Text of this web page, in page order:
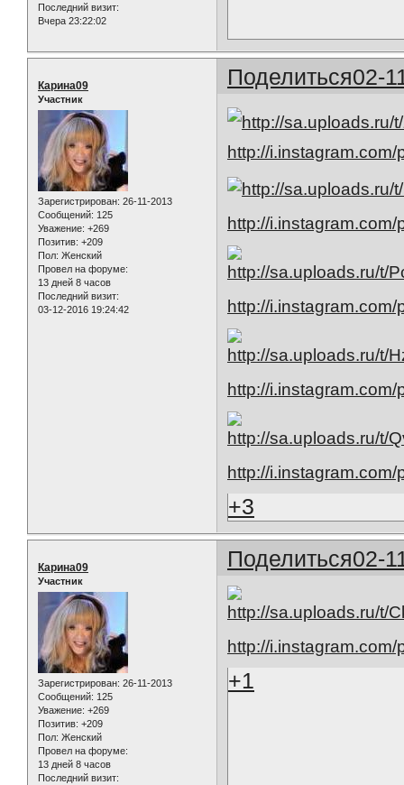
Последний визит:
Вчера 23:22:02
Поделиться02-
Карина09
Участник
Зарегистрирован: 26-11-2013
Сообщений: 125
Уважение: +269
Позитив: +209
Пол: Женский
Провел на форуме:
13 дней 8 часов
Последний визит:
03-12-2016 19:24:42
http://
http://
http://
http://
http://
+3
Поделиться02-
Карина09
Участник
Зарегистрирован: 26-11-2013
Сообщений: 125
Уважение: +269
Позитив: +209
Пол: Женский
Провел на форуме:
13 дней 8 часов
Последний визит:
http://
+1